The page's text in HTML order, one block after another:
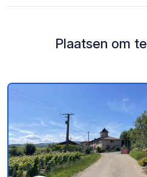
Plaatsen om